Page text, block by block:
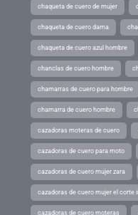
chaqueta de cuero de mujer
chaqueta de cuero dama
chaqueta de cuero azul hombre
chanclas de cuero hombre
chamarras de cuero para hombre
chamarra de cuero hombre
cazadoras moteras de cuero
cazadoras de cuero para moto
cazadoras de cuero mujer zara
cazadoras de cuero mujer el corte
cazadoras de cuero moteras